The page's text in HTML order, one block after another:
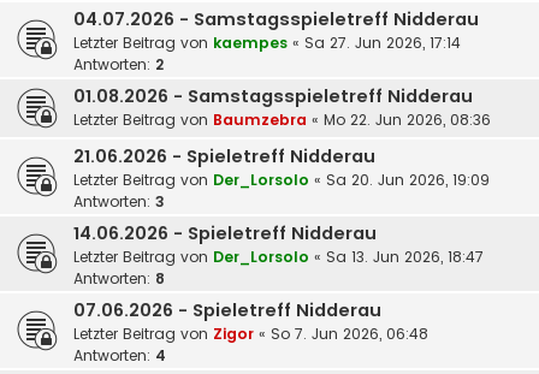
04.07.2026 - Samstagsspieletreff Nidderau
Letzter Beitrag von kaempes « Sa 27. Jun 2026, 17:14
Antworten: 2
01.08.2026 - Samstagsspieletreff Nidderau
Letzter Beitrag von Baumzebra « Mo 22. Jun 2026, 08:36
21.06.2026 - Spieletreff Nidderau
Letzter Beitrag von Der_Lorsolo « Sa 20. Jun 2026, 19:09
Antworten: 3
14.06.2026 - Spieletreff Nidderau
Letzter Beitrag von Der_Lorsolo « Sa 13. Jun 2026, 18:47
Antworten: 8
07.06.2026 - Spieletreff Nidderau
Letzter Beitrag von Zigor « So 7. Jun 2026, 06:48
Antworten: 4